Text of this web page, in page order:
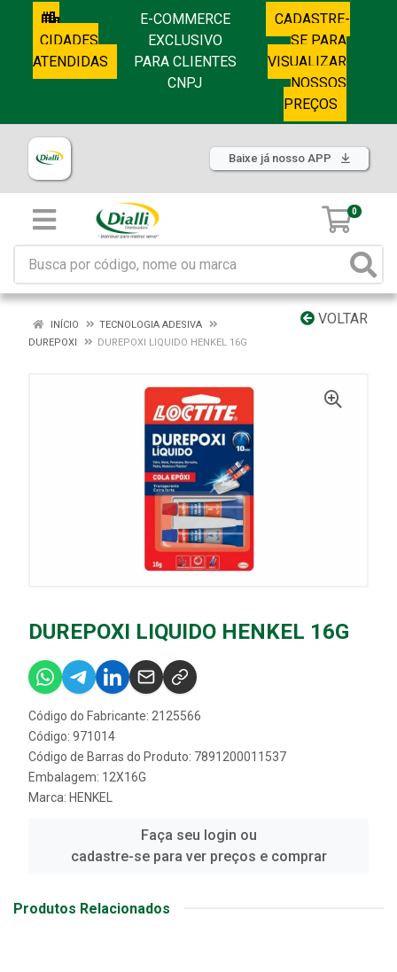
CIDADES
ATENDIDAS
E-COMMERCE
EXCLUSIVO
PARA CLIENTES
CNPJ
CADASTRE-
SE PARA
VISUALIZAR
NOSSOS
PREÇOS
Baixe já nosso APP
0
VOLTAR
INÍCIO
TECNOLOGIA ADESIVA
DUREPOXI
DUREPOXI LIQUIDO HENKEL 16G
DUREPOXI LIQUIDO HENKEL 16G
Código do Fabricante: 2125566
Código: 971014
Código de Barras do Produto: 7891200011537
Embalagem: 12X16G
Marca: HENKEL
Faça seu login ou
cadastre-se para ver preços e comprar
Produtos Relacionados